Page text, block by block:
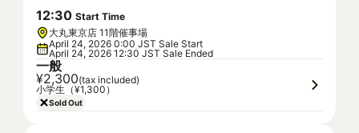
12:30 Start Time
大丸東京店 11階催事場
April 24, 2026 0:00 JST Sale Start
April 24, 2026 12:30 JST Sale Ended
一般
¥2,300(tax included)
小学生（¥1,300）
Sold Out